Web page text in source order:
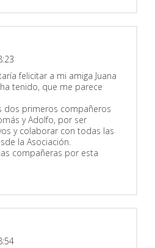
felicitar a mi amiga Juana
tenido, que me parece
dos primeros compañeros
y Adolfo, por ser
y colaborar con todas las
la Asociación.
compañeras por esta